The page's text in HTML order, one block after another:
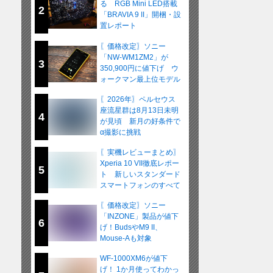
2
る RGB Mini LED搭載
「BRAVIA 9 II」開梱・設
置レポート
3
〖価格改定〗ソニー
「NW-WM1ZM2」が
350,900円に値下げ ウ
ォークマン最上位モデル
4
〖2026年〗ペルセウス
座流星群は8月13日未明
が見頃 新月の好条件で
α撮影に挑戦
5
〖実機レビューまとめ〗
Xperia 10 VII徹底レポー
ト 新しいスタンダード
スマートフォンのすべて
6
〖価格改定〗ソニー
「INZONE」製品が値下
げ！BudsやM9 II、
Mouse-Aも対象
WF-1000XM6が値下
げ！ 1か月使ってわかっ